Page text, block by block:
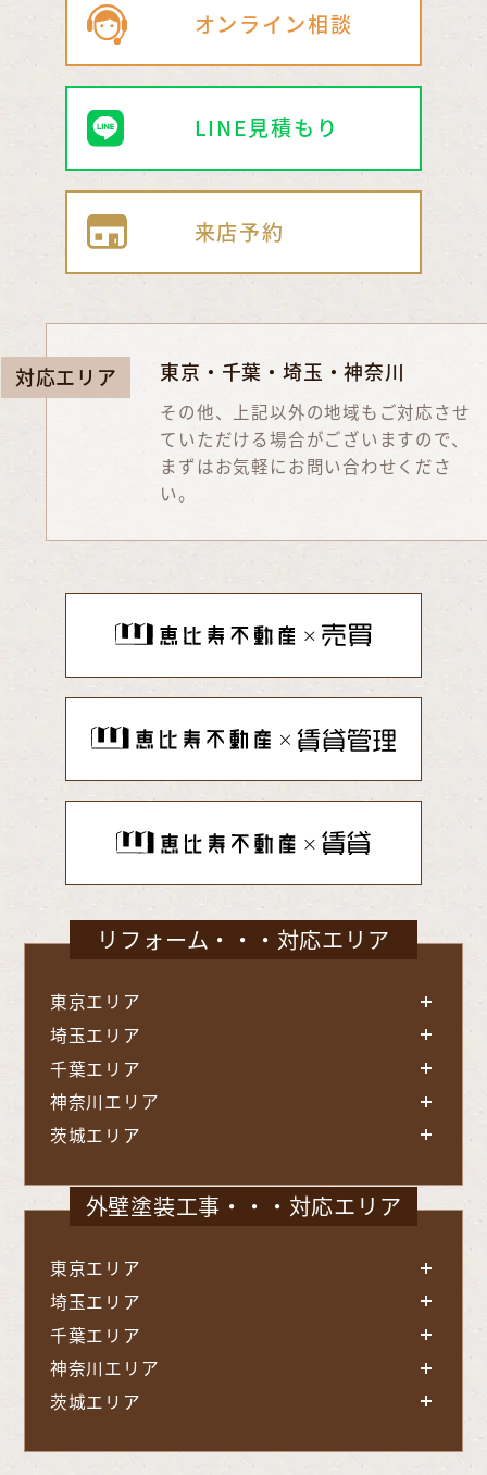
オンライン相談
LINE見積もり
来店予約
対応エリア 東京・千葉・埼玉・神奈川
その他、上記以外の地域もご対応させ
ていただける場合がございますので、
まずはお気軽にお問い合わせくださ
い。
リフォーム・・・対応エリア
東京エリア
埼玉エリア
千葉エリア
神奈川エリア
茨城エリア
外壁塗装工事・・・対応エリア
東京エリア
埼玉エリア
千葉エリア
神奈川エリア
茨城エリア